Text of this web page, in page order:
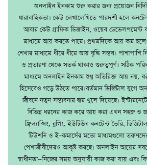
অনলাইন ইনকাম শুরু করার জন্য প্রয়োজন
ধারাবাহিকতা। কেউ লেখালেখিতে পারদর্শী হলে
আবার কেউ গ্রাফিক ডিজাইন, ওয়েব ডেভেলপমেন্ট
মাধ্যমে আয় করতে পারে। প্রথমদিকে আয় কম
শেখার মাধ্যমে ধীরে ধীরে আয় বৃদ্ধি সম্ভব। পাশাপাশি
ও প্রতারণা থেকে সতর্ক থাকাও গুরুত্বপূর্ণ। সঠিক
মাধ্যমে অনলাইন ইনকাম শুধু অতিরিক্ত আয় নয়,
হিসেবেও গড়ে উঠতে পারে।বর্তমান ডিজিটাল যুগে
জীবনে নতুন সম্ভাবনার দ্বার খুলে দিয়েছে।
বিভিন্ন ধরনের কাজ করে আয় করা এখন সহজ ও
ফ্রিল্যান্সিং, ব্লগিং, ইউটিউব কনটেন্ট তৈরি,
টিউশনি ও ই–কমার্সের মতো মাধ্যমগুলো
পেশাজীবীদেরও আকৃষ্ট করছে। অনলাইন আয়ের
স্বাধীনতা—নিজের সময় অনুযায়ী কাজ করা যায় এবং